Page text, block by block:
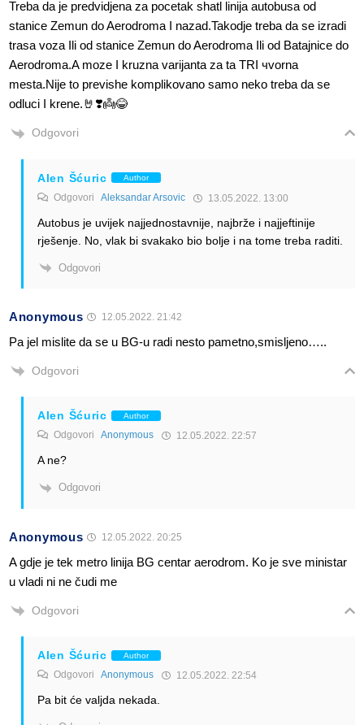
Treba da je predvidjena za pocetak shatl linija autobusa od
stanice Zemun do Aerodroma I nazad.Takodje treba da se izradi
trasa voza Ili od stanice Zemun do Aerodroma Ili od Batajnice do
Aerodroma.A moze I kruzna varijanta za ta TRI чvorna
mesta.Nije to previshe komplikovano samo neko treba da se
odluci I krene.🤘❣️👼😂
Odgovori
Alen Šćuric Author
Odgovori Aleksandar Arsovic 13.05.2022. 13:00
Autobus je uvijek najjednostavnije, najbrže i najjeftinije
rješenje. No, vlak bi svakako bio bolje i na tome treba raditi.
Odgovori
Anonymous 12.05.2022. 21:42
Pa jel mislite da se u BG-u radi nesto pametno,smisljeno…..
Odgovori
Alen Šćuric Author
Odgovori Anonymous 12.05.2022. 22:57
A ne?
Odgovori
Anonymous 12.05.2022. 20:25
A gdje je tek metro linija BG centar aerodrom. Ko je sve ministar
u vladi ni ne čudi me
Odgovori
Alen Šćuric Author
Odgovori Anonymous 12.05.2022. 22:54
Pa bit će valjda nekada.